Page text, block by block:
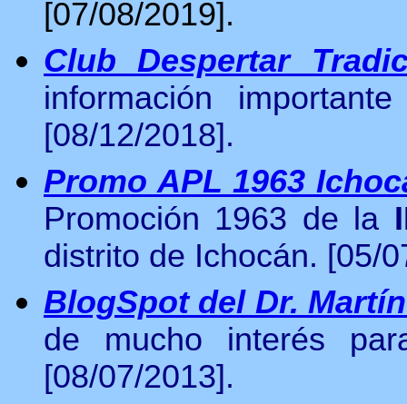
[07/08/2019].
Club Despertar
información
[08/12/2018].
Promo APL 1963
Promoción 1963 de la
distrito de Ichocán. [05/
BlogSpot del Dr.
de mucho interés
[08/07/2013].